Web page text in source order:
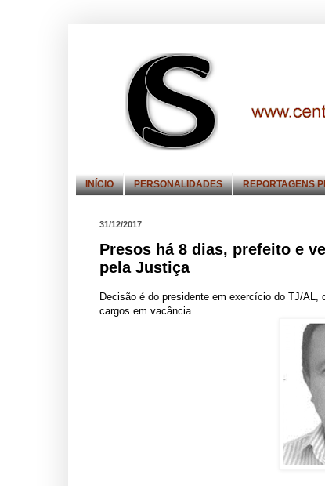
INÍCIO PERSONALIDADES REPORTAGENS
31/12/2017
Presos há 8 dias, prefeito e
pela Justiça
Decisão é do presidente em exercício do TJ/AL,
cargos em vacância